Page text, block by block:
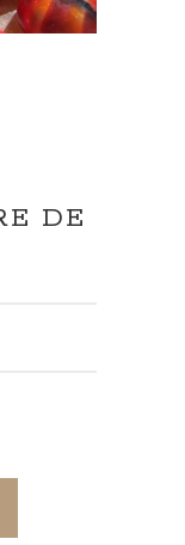
DE